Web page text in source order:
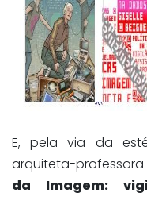
E, pela via da
arquiteta-professora
da Imagem: